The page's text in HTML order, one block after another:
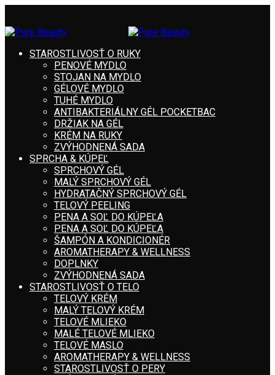
STAROSTLIVOSŤ O RUKY
PENOVÉ MYDLO
STOJAN NA MYDLO
GÉLOVÉ MYDLO
TUHÉ MYDLO
ANTIBAKTERIÁLNY GÉL POCKETBAC
DRŽIAK NA GÉL
KRÉM NA RUKY
ZVÝHODNENÁ SADA
SPRCHA & KÚPEĽ
SPRCHOVÝ GÉL
MALÝ SPRCHOVÝ GÉL
HYDRATAČNÝ SPRCHOVÝ GÉL
TELOVÝ PEELING
PENA A SOĽ DO KÚPEĽA
PENA A SOĽ DO KÚPEĽA
ŠAMPÓN A KONDICIONÉR
AROMATHERAPY & WELLNESS
DOPLNKY
ZVÝHODNENÁ SADA
STAROSTLIVOSŤ O TELO
TELOVÝ KRÉM
MALÝ TELOVÝ KRÉM
TELOVÉ MLIEKO
MALÉ TELOVÉ MLIEKO
TELOVÉ MASLO
AROMATHERAPY & WELLNESS
STAROSTLIVOSŤ O PERY